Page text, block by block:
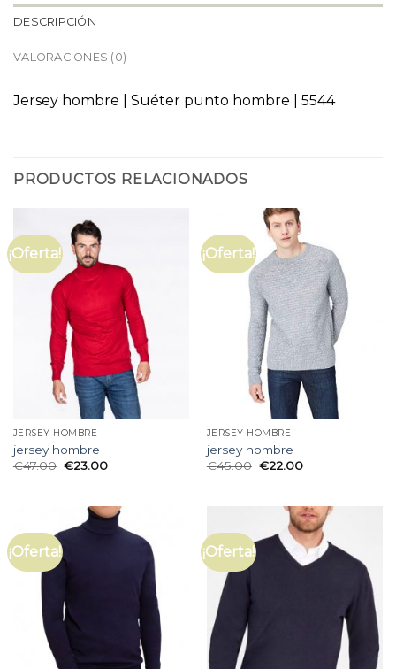
DESCRIPCIÓN
VALORACIONES (0)
Jersey hombre | Suéter punto hombre | 5544
PRODUCTOS RELACIONADOS
¡Oferta!
JERSEY HOMBRE
jersey hombre
€47.00 €23.00
¡Oferta!
JERSEY HOMBRE
jersey hombre
€45.00 €22.00
¡Oferta! ¡Oferta!